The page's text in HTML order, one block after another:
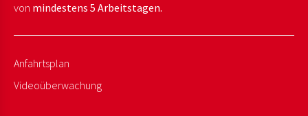
von mindestens 5 Arbeitstagen.
Anfahrtsplan
Videoüberwachung